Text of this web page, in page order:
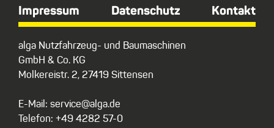
Impressum Datenschutz Kontakt
alga Nutzfahrzeug- und Baumaschinen
GmbH & Co. KG
Molkereistr. 2, 27419 Sittensen
E-Mail: service@alga.de
Telefon: +49 4282 57-0